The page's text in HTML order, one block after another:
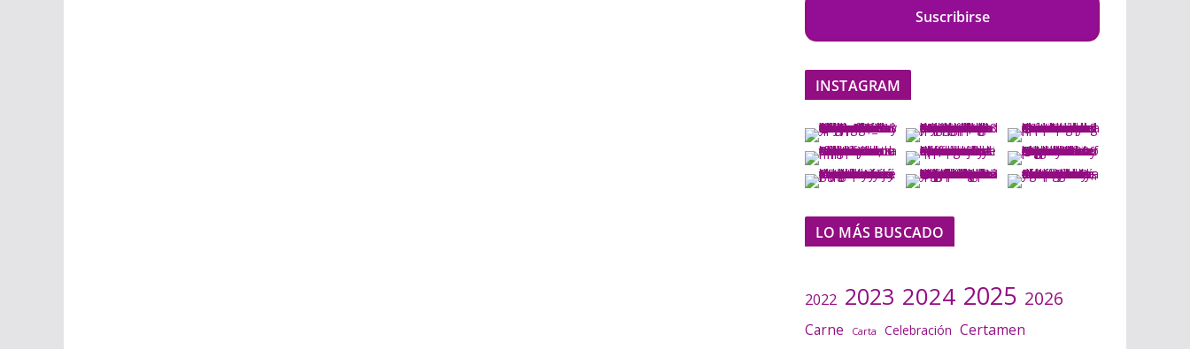
Suscribirse
INSTAGRAM
LO MÁS BUSCADO
2022 2023 2024 2025 2026
Carne Carta Celebración Certamen